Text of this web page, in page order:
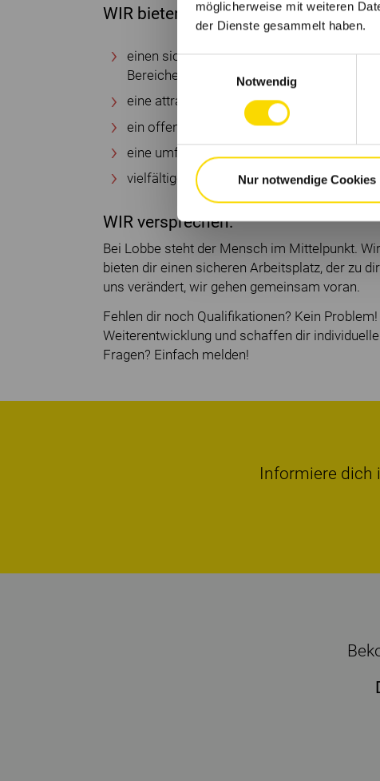
möglicherweise mit weiteren
der Dienste gesammelt haben.
Einwilligungsauswahl
Notwendig
Nur notwendige Cookies
WIR bieten:
einen sicheren und abwechslungsreichen
Bereichen
eine attraktive Vergütung mit Urlaubs-
ein offenes, familiäres Miteinander
eine umfangreiche Einarbeitung durch
vielfältige Weiterbildungschancen u.a. in
WIR versprechen:
Bei Lobbe steht der Mensch im Mittelpunkt.
bieten dir einen sicheren Arbeitsplatz, der zu
uns verändert, wir gehen gemeinsam voran.
Fehlen dir noch Qualifikationen? Kein
Weiterentwicklung und schaffen dir
Fragen? Einfach melden!
Informiere dich